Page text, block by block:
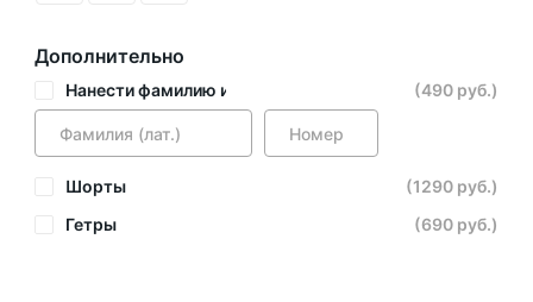
Дополнительно
Нанести фамилию и номер (490 руб.)
Шорты
(1290 руб.)
Гетры
(690 руб.)